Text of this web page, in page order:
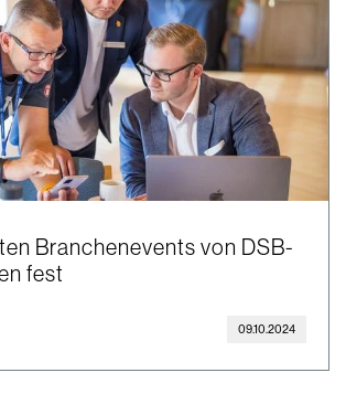
Branchenevents von DSB-
fest
09.10.2024